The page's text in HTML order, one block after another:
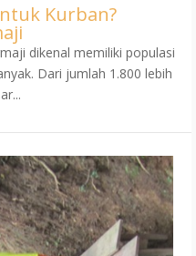
Kurban?
dikenal memiliki populasi
Dari jumlah 1.800 lebih